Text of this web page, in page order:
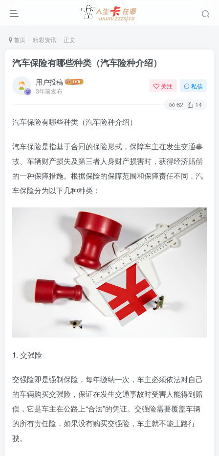
首页 精彩资讯 正文
汽车保险有哪些种类（汽车险种介绍）
用户投稿
3年前发布
关注 私信
62 14
汽车保险有哪些种类（汽车险种介绍）
汽车保险是指基于合同的保险形式，保障车主在发生交通事
故、车辆财产损失及第三者人身财产损害时，获得经济赔偿
的一种保障措施。根据保险的保障范围和保障责任不同，汽
车保险分为以下几种种类：
1. 交强险
交强险即是强制保险，每年缴纳一次，车主必须依法对自己
的车辆购买交强险，保证在发生交通事故时受害人能得到赔
偿，它是车主在公路上“合法”的凭证。交强险需要覆盖车辆
的所有责任险，如果没有购买交强险，车主就不能上路行
驶。